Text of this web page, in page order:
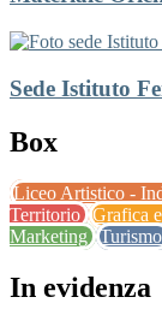
Sede Istituto
Box
Liceo Artistico -
Territorio Grafica
Marketing
In evidenza